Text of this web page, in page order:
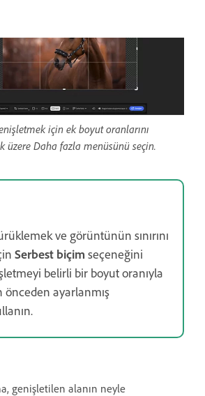
için ek boyut oranlarını
üzere Daha fazla menüsünü seçin.
ve görüntünün sınırını
Serbest biçim seçeneğini
belirli bir boyut oranıyla
önceden ayarlanmış
genişletilen alanın neyle